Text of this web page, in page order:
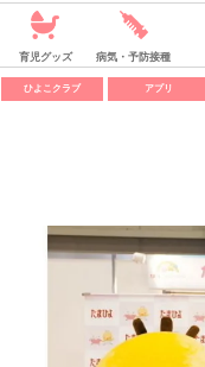
育児グッズ 病気・予防接種
ひよこクラブ アプリ